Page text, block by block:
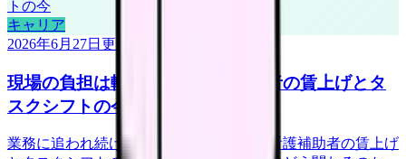
キャリア
2026年6月27日 更新
現場の負担は軽くなる？看護補助者の賃上げとタ
スクシフトの今
業務に追われ続けている看護師さんへ。看護補助者の賃上げ